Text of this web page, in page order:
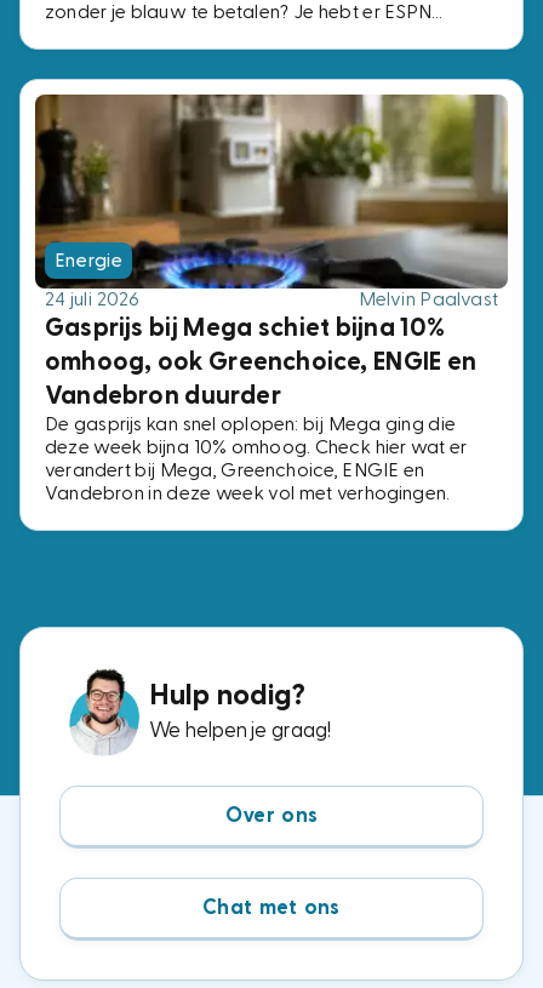
zonder je blauw te betalen? Je hebt er ESPN
betaal je bij de ene aanbieder € 2,- per maand en
bij de andere € 15,-. Wij zochten de voordeligste
opties uit.
Energie
24 juli 2026
Melvin Paalvast
Gasprijs bij Mega schiet bijna 10%
omhoog, ook Greenchoice, ENGIE en
Vandebron duurder
De gasprijs kan snel oplopen: bij Mega ging die
deze week bijna 10% omhoog. Check hier wat er
verandert bij Mega, Greenchoice, ENGIE en
Vandebron in deze week vol met verhogingen.
Hulp nodig?
We helpen je graag!
Over ons
Chat met ons